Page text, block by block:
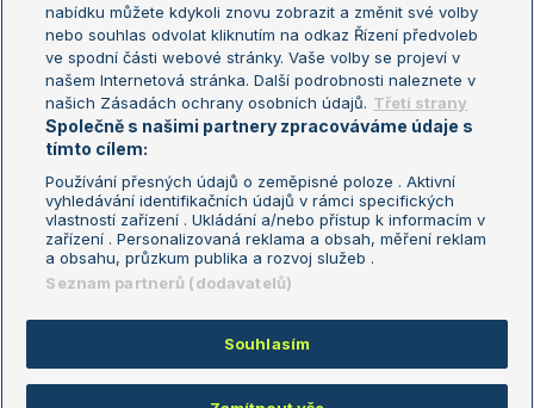
Aktualní trendy
Fotbalové přestupy
Livesport Daily
LS Prague Open
Podmínky užití
Nastavení soukromí
GDPR a žurnalistika
Reklama
Kontakt
Informace o zpracování osobních
údajů
Copyright © 2008-2026 TenisPortal.cz. Využíváme zpravodajství ČTK.
nabídku můžete kdykoli znovu zobrazit a změnit své volby
nebo souhlas odvolat kliknutím na odkaz Řízení předvoleb
ve spodní části webové stránky. Vaše volby se projeví v
našem Internetová stránka. Další podrobnosti naleznete v
našich Zásadách ochrany osobních údajů. Třetí strany
Společně s našimi partnery zpracováváme údaje s
tímto cílem:
Používání přesných údajů o zeměpisné poloze . Aktivní
vyhledávání identifikačních údajů v rámci specifických
vlastností zařízení . Ukládání a/nebo přístup k informacím v
zařízení . Personalizovaná reklama a obsah, měření reklam
a obsahu, průzkum publika a rozvoj služeb .
Seznam partnerů (dodavatelů)
Souhlasím